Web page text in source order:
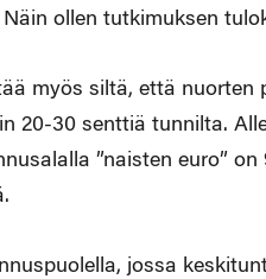
Näin ollen tutkimuksen
myös siltä, että
20-30 senttiä tunnilta.
”naisten euro”
jossa